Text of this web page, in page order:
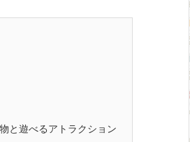
と遊べるアトラクション